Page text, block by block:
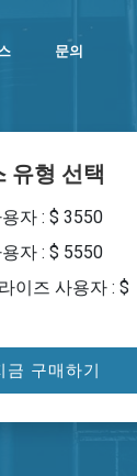
문의
유형 선택
자 : $ 3550
자 : $ 5550
이즈 사용자 : $
금 구매하기